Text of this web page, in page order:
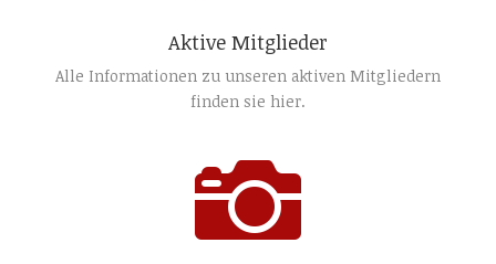
Aktive Mitglieder
Alle Informationen zu unseren aktiven Mitgliedern
finden sie hier.
